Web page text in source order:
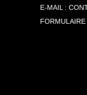
E-MAIL :
FORMULAIRE